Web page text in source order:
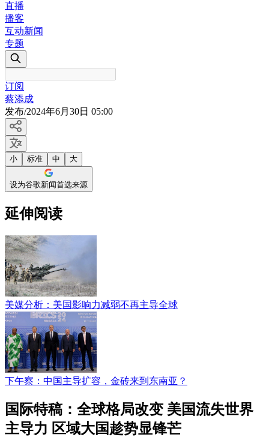
直播
播客
互动新闻
专题
订阅
蔡添成
发布/2024年6月30日 05:00
小 标准 中 大
设为谷歌新闻首选来源
延伸阅读
美媒分析：美国影响力减弱不再主导全球
下午察：中国主导扩容，金砖来到东南亚？
国际特稿：全球格局改变 美国流失世界
主导力 区域大国趁势显锋芒